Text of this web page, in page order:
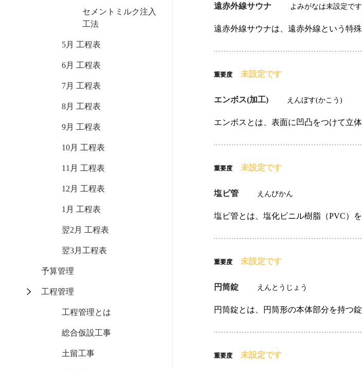
セメントミルク注入
工法
5月 工程表
6月 工程表
7月 工程表
8月 工程表
9月 工程表
10月 工程表
11月 工程表
12月 工程表
1月 工程表
翌2月 工程表
翌3月工程表
予算管理
工程管理
工程管理とは
総合仮設工事
土留工事
遠赤外線サウナ よみがなは未設定です
重要度 未設定です
エンボス(加工) えんぼす(かこう)
重要度 未設定です
塩ビ管 えんびかん
重要度 未設定です
円筒錠 えんとうじょう
重要度 未設定です